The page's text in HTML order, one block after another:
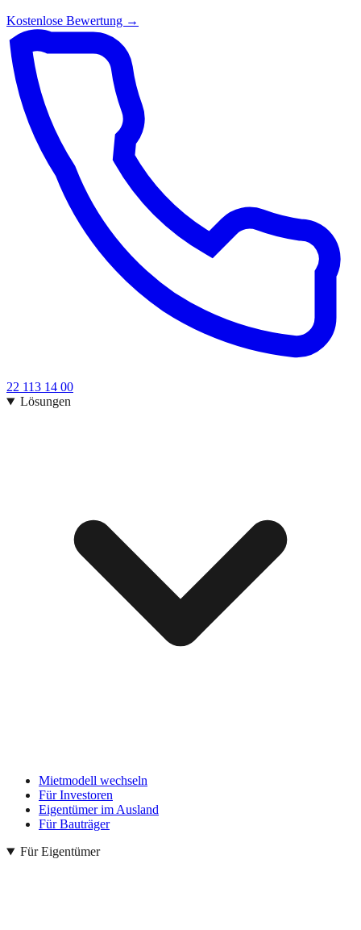
Kostenlose Bewertung →
22 113 14 00
Lösungen
Mietmodell wechseln
Für Investoren
Eigentümer im Ausland
Für Bauträger
Für Eigentümer